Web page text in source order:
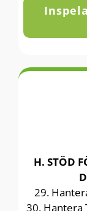
H. STÖD
29.
30. Hantera